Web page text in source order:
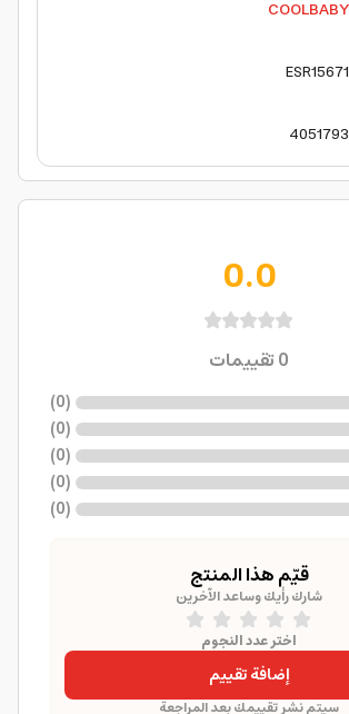
COOLBABY
ESR15671
4051793
0.0
0تقييمات
(
0
)
(
0
)
(
0
)
(
0
)
(
0
)
قيّم هذا المنتج
شارك رأيك وساعد الآخرين
اختر عدد النجوم
إضافة تقييم
سيتم نشر تقييمك بعد المراجعة